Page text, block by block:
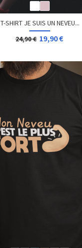
T-SHIRT JE SUIS UN NEVEU...
24,90 € 19,90 €